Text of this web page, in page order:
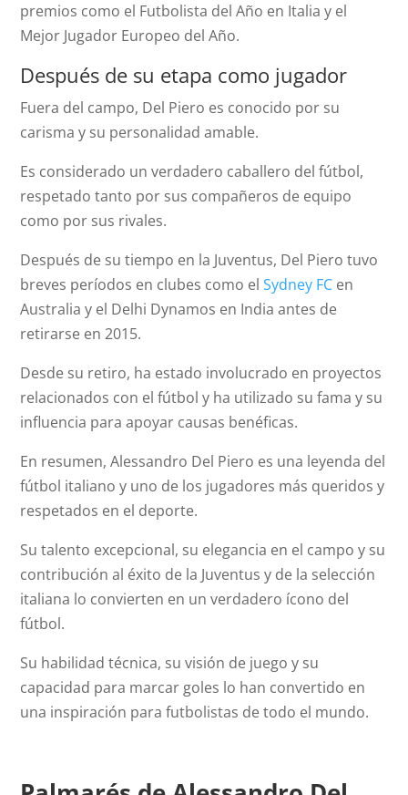
premios como el Futbolista del Año en Italia y el
Mejor Jugador Europeo del Año.
Después de su etapa como jugador
Fuera del campo, Del Piero es conocido por su
carisma y su personalidad amable.
Es considerado un verdadero caballero del fútbol,
respetado tanto por sus compañeros de equipo
como por sus rivales.
Después de su tiempo en la Juventus, Del Piero tuvo
breves períodos en clubes como elSydney FC en
Australia y el Delhi Dynamos en India antes de
retirarse en 2015.
Desde su retiro, ha estado involucrado en proyectos
relacionados con el fútbol y ha utilizado su fama y su
influencia para apoyar causas benéficas.
En resumen, Alessandro Del Piero es una leyenda del
fútbol italiano y uno de los jugadores más queridos y
respetados en el deporte.
Su talento excepcional, su elegancia en el campo y su
contribución al éxito de la Juventus y de la selección
italiana lo convierten en un verdadero ícono del
fútbol.
Su habilidad técnica, su visión de juego y su
capacidad para marcar goles lo han convertido en
una inspiración para futbolistas de todo el mundo.